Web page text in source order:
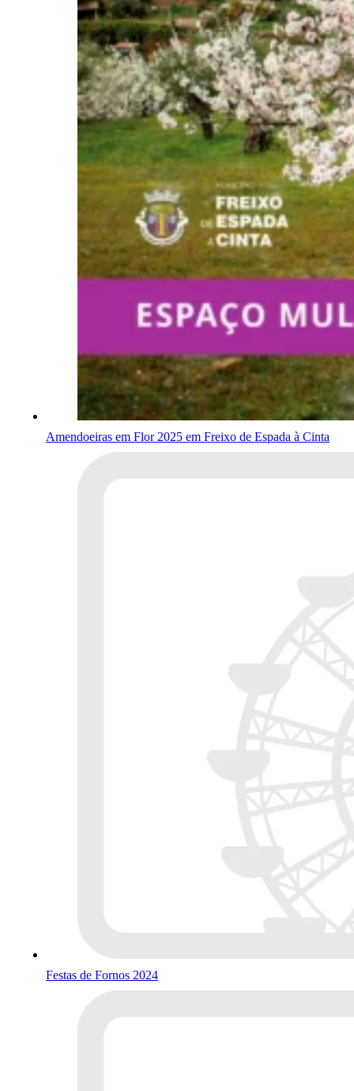
Amendoeiras em Flor 2025 em Freixo de Espada à Cinta
Festas de Fornos 2024